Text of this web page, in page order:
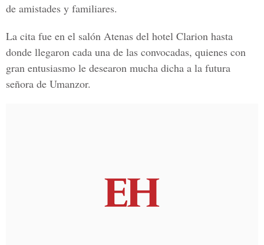
de amistades y familiares.
La cita fue en el salón Atenas del hotel Clarion hasta
donde llegaron cada una de las convocadas, quienes con
gran entusiasmo le desearon mucha dicha a la futura
señora de Umanzor.